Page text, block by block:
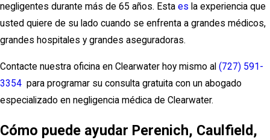
negligentes durante más de 65 años. Esta es la experiencia que
usted quiere de su lado cuando se enfrenta a grandes médicos,
grandes hospitales y grandes aseguradoras.
Contacte nuestra oficina en Clearwater hoy mismo al (727) 591-
3354 para programar su consulta gratuita con un abogado
especializado en negligencia médica de Clearwater.
Cómo puede ayudar Perenich, Caulfield,